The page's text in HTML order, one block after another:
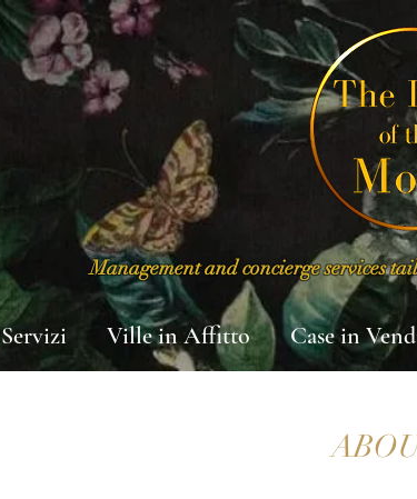
Management and concierge services
Servizi Ville in Affitto Case in